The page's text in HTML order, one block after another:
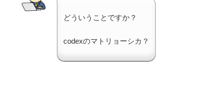
どういうことですか？
codexのマトリョーシカ？